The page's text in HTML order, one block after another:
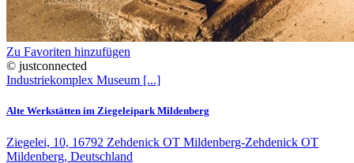
Zu Favoriten hinzufügen
© justconnected
Industriekomplex Museum [...]
Alte Werkstätten im Ziegeleipark Mildenberg
Ziegelei, 10, 16792 Zehdenick OT Mildenberg-Zehdenick OT
Mildenberg, Deutschland